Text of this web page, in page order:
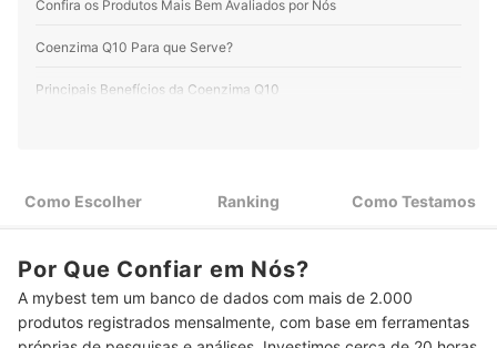
Confira os Produtos Mais Bem Avaliados por Nós
Coenzima Q10 Para que Serve?
Principais Benefícios da Coenzima Q10
Prefira Suplementos com TCM, pois Melhoram a Absorção da
Top 10 Melhores Coenzimas Q10
Como Comparamos e Ranqueamos os Produtos
Como Escolher Ranking Como Testamos
Por Que Confiar em Nós?
A mybest tem um banco de dados com mais de 2.000
produtos registrados mensalmente, com base em ferramentas